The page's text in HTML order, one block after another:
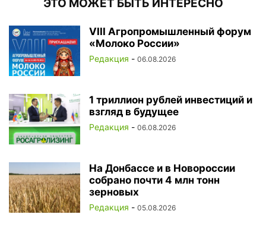
ЭТО МОЖЕТ БЫТЬ ИНТЕРЕСНО
VIII Агропромышленный форум
«Молоко России»
Редакция - 06.08.2026
1 триллион рублей инвестиций и
взгляд в будущее
Редакция - 06.08.2026
На Донбассе и в Новороссии
собрано почти 4 млн тонн
зерновых
Редакция - 05.08.2026